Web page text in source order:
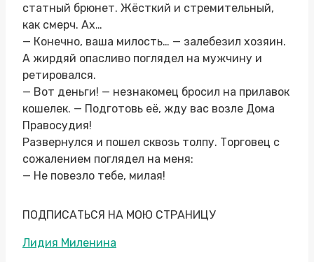
статный брюнет. Жёсткий и стремительный,
как смерч. Ах…
— Конечно, ваша милость… — залебезил хозяин.
А жирдяй опасливо поглядел на мужчину и
ретировался.
— Вот деньги! — незнакомец бросил на прилавок
кошелек. — Подготовь её, жду вас возле Дома
Правосудия!
Развернулся и пошел сквозь толпу. Торговец с
сожалением поглядел на меня:
— Не повезло тебе, милая!
ПОДПИСАТЬСЯ НА МОЮ СТРАНИЦУ
Метки
Лидия Миленина